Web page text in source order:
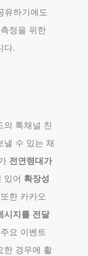
유하기에도
정을 위한
다.
의 톡채널 친
낼 수 있는 채
전연령대가
있어 확장성
한 카카오
시지를 전달
요 이벤트
한 경우에 활